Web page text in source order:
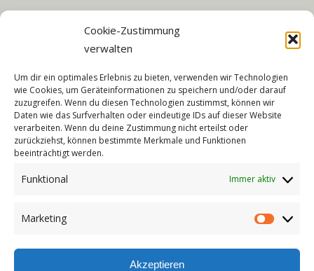
Cookie-Zustimmung
verwalten
Um dir ein optimales Erlebnis zu bieten, verwenden wir Technologien
wie Cookies, um Geräteinformationen zu speichern und/oder darauf
zuzugreifen. Wenn du diesen Technologien zustimmst, können wir
Daten wie das Surfverhalten oder eindeutige IDs auf dieser Website
verarbeiten. Wenn du deine Zustimmung nicht erteilst oder
zurückziehst, können bestimmte Merkmale und Funktionen
beeinträchtigt werden.
Funktional Immer aktiv
Marketing
Akzeptieren
HIGHLIGHTS DER FERIENWOHNUNG
– komplett renoviert
– WLAN
– allergikergeeignet
– moderne & hochwertige Ausstattung
– Terrasse